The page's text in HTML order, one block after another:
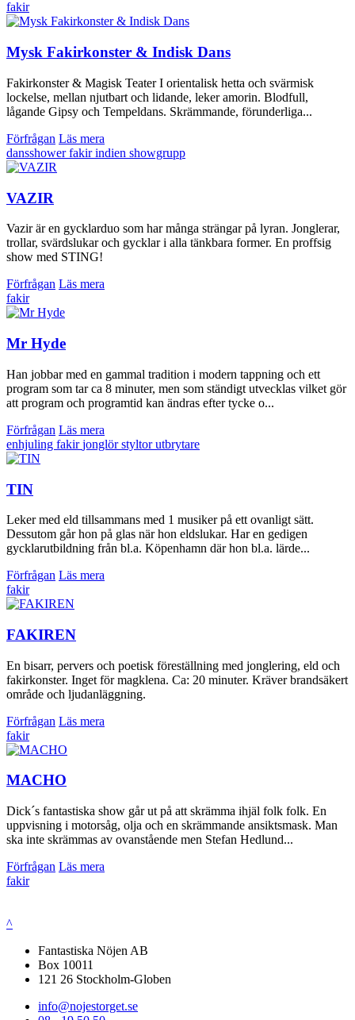
fakir
Mysk Fakirkonster & Indisk Dans
Fakirkonster & Magisk Teater I orientalisk hetta och svärmisk
lockelse, mellan njutbart och lidande, leker amorin. Blodfull,
lågande Gipsy och Tempeldans. Skrämmande, förunderliga...
Förfrågan Läs mera
dansshowerfakirindien showgrupp
VAZIR
Vazir är en gycklarduo som har många strängar på lyran. Jonglerar,
trollar, svärdslukar och gycklar i alla tänkbara former. En proffsig
show med STING!
Förfrågan Läs mera
fakir
Mr Hyde
Han jobbar med en gammal tradition i modern tappning och ett
program som tar ca 8 minuter, men som ständigt utvecklas vilket gör
att program och programtid kan ändras efter tycke o...
Förfrågan Läs mera
enhjuling fakirjonglörstyltorutbrytare
TIN
Leker med eld tillsammans med 1 musiker på ett ovanligt sätt.
Dessutom går hon på glas när hon eldslukar. Har en gedigen
gycklarutbildning från bl.a. Köpenhamn där hon bl.a. lärde...
Förfrågan Läs mera
fakir
FAKIREN
En bisarr, pervers och poetisk föreställning med jonglering, eld och
fakirkonster. Inget för magklena. Ca: 20 minuter. Kräver brandsäkert
område och ljudanläggning.
Förfrågan Läs mera
fakir
MACHO
Dick´s fantastiska show går ut på att skrämma ihjäl folk folk. En
uppvisning i motorsåg, olja och en skrämmande ansiktsmask. Man
ska inte skrämmas av ovanstående men Stefan Hedlund...
Förfrågan Läs mera
fakir
^
Fantastiska Nöjen AB
Box 10011
121 26 Stockholm-Globen
info@nojestorget.se